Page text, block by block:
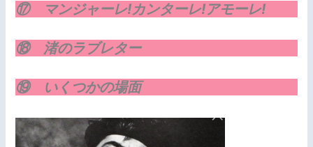
⑰ マンジャーレ!カンターレ!アモーレ!
⑱ 渚のラブレター
⑲ いくつかの場面